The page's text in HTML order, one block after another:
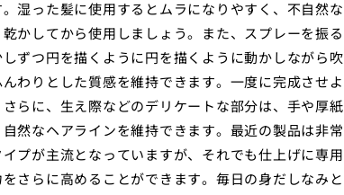
湿った髪に使用するとムラになりやすく、不自然
かしてから使用しましょう。また、スプレーを振
ずつ円を描くように円を描くように動かしながら
わりとした質感を維持できます。一度に完成させ
らに、生え際などのデリケートな部分は、手や厚
然なヘアラインを維持できます。最近の製品は非
プが主流となっていますが、それでも仕上げに専
さらに高めることができます。毎日の身だしなみと